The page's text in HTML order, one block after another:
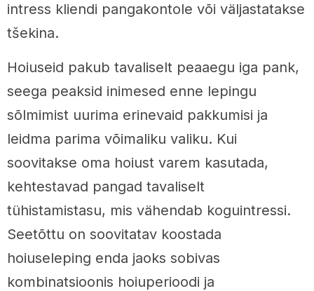
intress kliendi pangakontole või väljastatakse
tšekina.
Hoiuseid pakub tavaliselt peaaegu iga pank,
seega peaksid inimesed enne lepingu
sõlmimist uurima erinevaid pakkumisi ja
leidma parima võimaliku valiku. Kui
soovitakse oma hoiust varem kasutada,
kehtestavad pangad tavaliselt
tühistamistasu, mis vähendab koguintressi.
Seetõttu on soovitatav koostada
hoiuseleping enda jaoks sobivas
kombinatsioonis hoiuperioodi ja